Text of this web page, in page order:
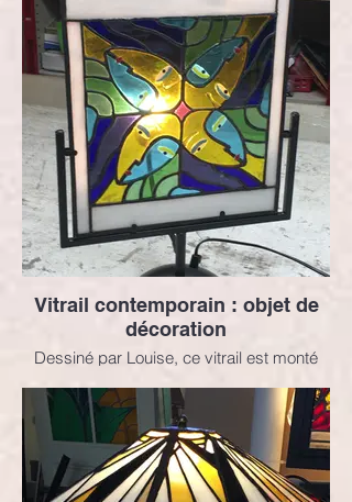
Vitrail contemporain : objet de
décoration
Dessiné par Louise, ce vitrail est monté
selon la technique Tiffany des verres
decouleurs, de la peinture (yeux) et du
fusing (bouche).